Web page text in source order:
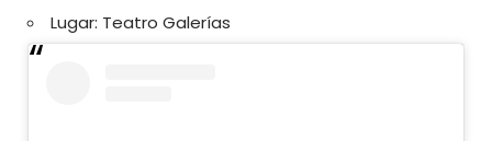
Lugar: Teatro Galerías